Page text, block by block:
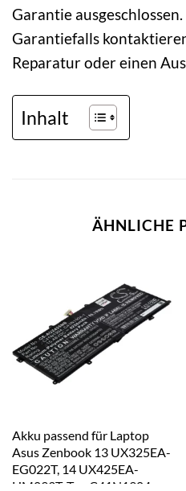
Garantie
Garantiefalls
Reparatur oder einen
Inhalt
ÄHNLICHE
Akku passend für Laptop
Asus Zenbook 13 UX325EA-
EG022T, 14 UX425EA-
HM093T, Typ C41N1904